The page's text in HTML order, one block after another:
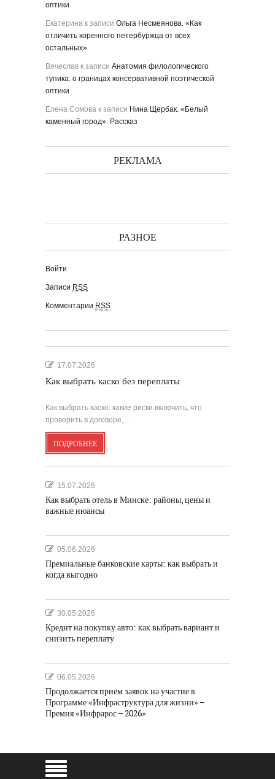
оптики
Екатерина к записи Ольга Несмеянова. «Как
отличить коренного петербуржца от всех
остальных»
Вячеслав к записи Анатомия филологического
тупика: о границах консервативной поэтической
оптики
Елена Сомова к записи Нина Щербак. «Белый
каменный город». Рассказ
РЕКЛАМА
РАЗНОЕ
Войти
Записи RSS
Комментарии RSS
17.07.2026
Как выбрать каско без переплаты
Как выбрать каско: какие риски включить, что
проверить в договоре,…
ПОДРОБНЕЕ
15.07.2026
Как выбрать отель в Минске: районы, цены и
важные нюансы
05.06.2026
Премиальные банковские карты: как выбрать и
когда выгодно
30.05.2026
Кредит на покупку авто: как выбрать вариант и
снизить переплату
06.05.2026
Продолжается прием заявок на участие в
Программе «Инфраструктура для жизни» –
Премия «Инфрарос – 2026»